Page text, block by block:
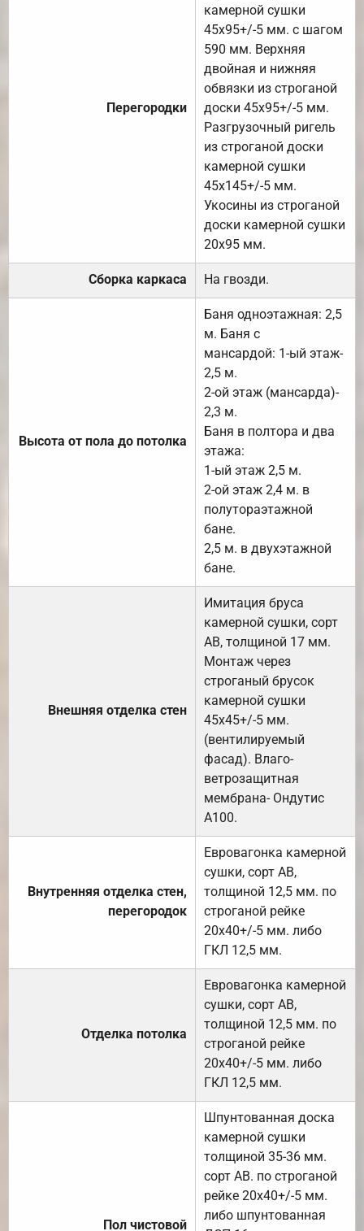
Перегородки
камерной сушки
45х95+/-5 мм. с шагом
590 мм. Верхняя
двойная и нижняя
обвязки из строганой
доски 45х95+/-5 мм.
Разгрузочный ригель
из строганой доски
камерной сушки
45х145+/-5 мм.
Укосины из строганой
доски камерной сушки
20х95 мм.
Сборка каркаса На гвозди.
Высота от пола до потолка
Баня одноэтажная: 2,5
м. Баня с
мансардой: 1-ый этаж-
2,5 м.
2-ой этаж (мансарда)-
2,3 м.
Баня в полтора и два
этажа:
1-ый этаж 2,5 м.
2-ой этаж 2,4 м. в
полутораэтажной
бане.
2,5 м. в двухэтажной
бане.
Внешняя отделка стен
Имитация бруса
камерной сушки, сорт
АВ, толщиной 17 мм.
Монтаж через
строганый брусок
камерной сушки
45х45+/-5 мм.
(вентилируемый
фасад). Влаго-
ветрозащитная
мембрана- Ондутис
А100.
Внутренняя отделка стен,
перегородок
Евровагонка камерной
сушки, сорт АВ,
толщиной 12,5 мм. по
строганой рейке
20х40+/-5 мм. либо
ГКЛ 12,5 мм.
Отделка потолка
Евровагонка камерной
сушки, сорт АВ,
толщиной 12,5 мм. по
строганой рейке
20х40+/-5 мм. либо
ГКЛ 12,5 мм.
Пол чистовой
Шпунтованная доска
камерной сушки
толщиной 35-36 мм.
сорт АВ. по строганой
рейке 20х40+/-5 мм.
либо шпунтованная